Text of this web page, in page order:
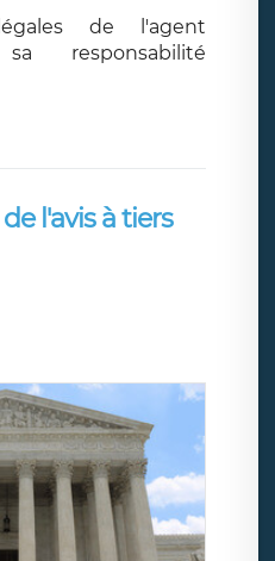
de l'agent
responsabilité
l'avis à tiers